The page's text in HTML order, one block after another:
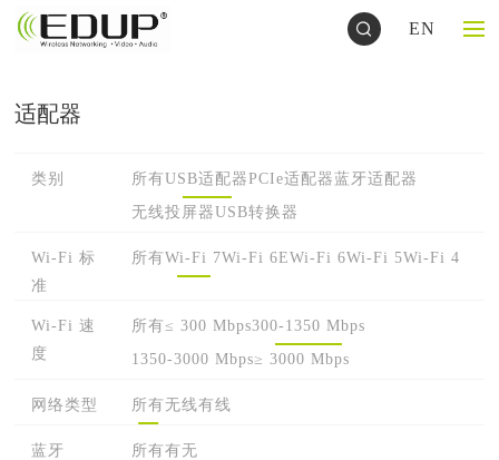
EN
适配器
类别 所有USB适配器PCIe适配器蓝牙适配器
无线投屏器USB转换器
Wi-Fi 标
准
所有Wi-Fi 7Wi-Fi 6EWi-Fi 6Wi-Fi 5Wi-Fi 4
Wi-Fi 速
度
所有≤ 300 Mbps300-1350 Mbps
1350-3000 Mbps≥ 3000 Mbps
网络类型 所有 无线有线
蓝牙 所有有 无